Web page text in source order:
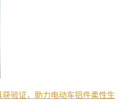
验证，助力电动车铝件柔性生